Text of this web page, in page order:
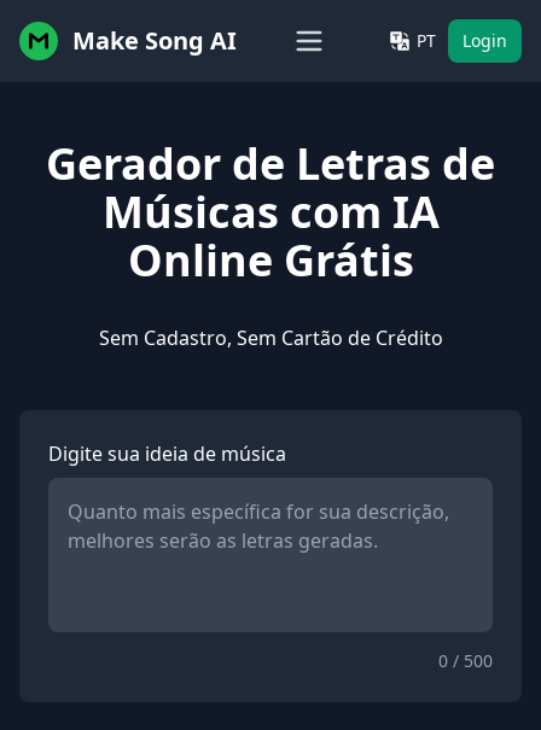
Make Song AI PT Login
Gerador de Letras de
Músicas com IA
Online Grátis
Sem Cadastro, Sem Cartão de Crédito
Digite sua ideia de música
0 / 500